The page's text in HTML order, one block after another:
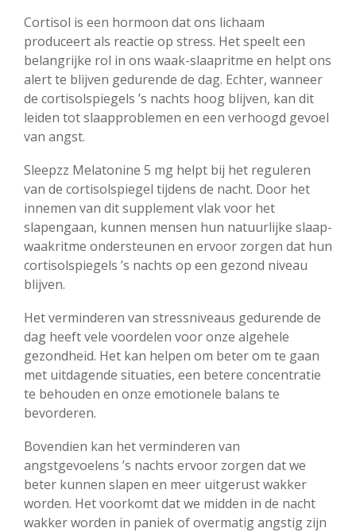
Cortisol is een hormoon dat ons lichaam
produceert als reactie op stress. Het speelt een
belangrijke rol in ons waak-slaapritme en helpt ons
alert te blijven gedurende de dag. Echter, wanneer
de cortisolspiegels ’s nachts hoog blijven, kan dit
leiden tot slaapproblemen en een verhoogd gevoel
van angst.
Sleepzz Melatonine 5 mg helpt bij het reguleren
van de cortisolspiegel tijdens de nacht. Door het
innemen van dit supplement vlak voor het
slapengaan, kunnen mensen hun natuurlijke slaap-
waakritme ondersteunen en ervoor zorgen dat hun
cortisolspiegels ’s nachts op een gezond niveau
blijven.
Het verminderen van stressniveaus gedurende de
dag heeft vele voordelen voor onze algehele
gezondheid. Het kan helpen om beter om te gaan
met uitdagende situaties, een betere concentratie
te behouden en onze emotionele balans te
bevorderen.
Bovendien kan het verminderen van
angstgevoelens ’s nachts ervoor zorgen dat we
beter kunnen slapen en meer uitgerust wakker
worden. Het voorkomt dat we midden in de nacht
wakker worden in paniek of overmatig angstig zijn